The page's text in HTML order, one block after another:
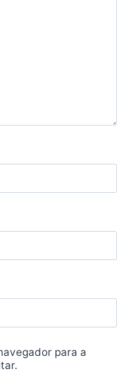
para a